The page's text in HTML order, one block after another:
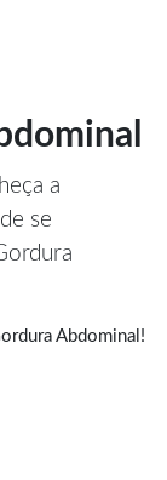
a
se
Abdominal!